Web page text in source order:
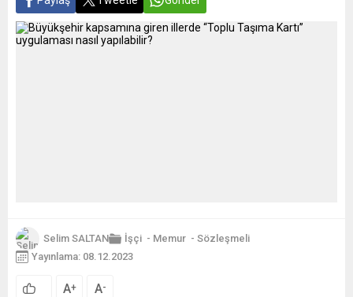
Selim SALTAN İşçi - Memur - Sözleşmeli
Yayınlama: 08.12.2023
A+ A-